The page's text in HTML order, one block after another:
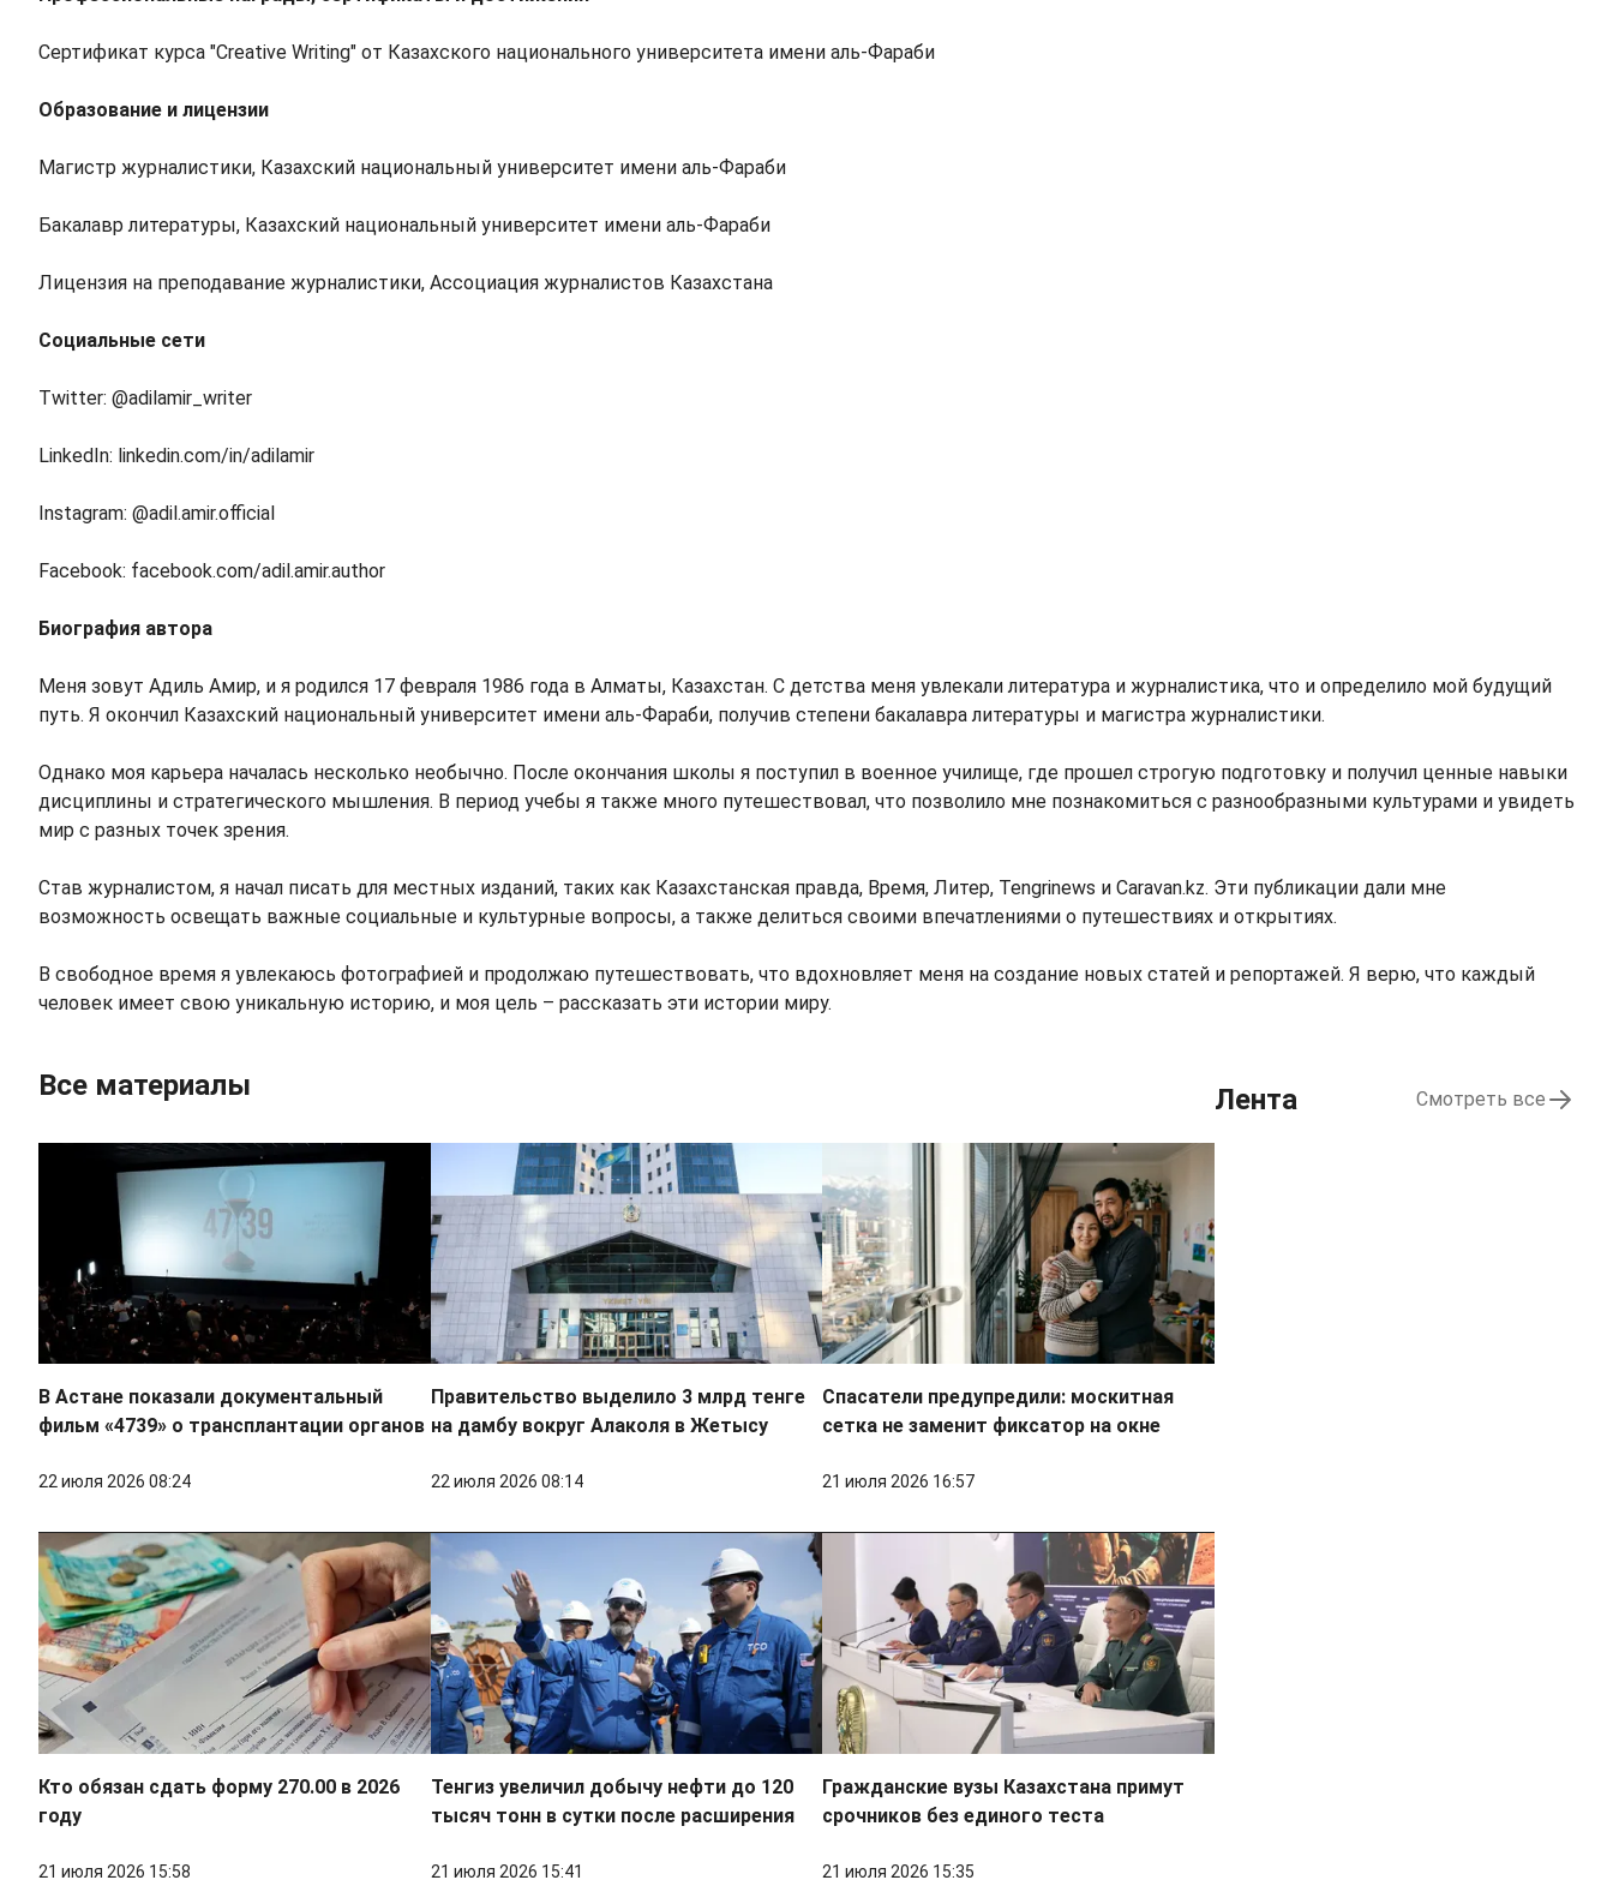
Сертификат курса "Creative Writing" от Казахского национального университета имени аль-Фараби
Образование и лицензии
Магистр журналистики, Казахский национальный университет имени аль-Фараби
Бакалавр литературы, Казахский национальный университет имени аль-Фараби
Лицензия на преподавание журналистики, Ассоциация журналистов Казахстана
Социальные сети
Twitter: @adilamir_writer
LinkedIn: linkedin.com/in/adilamir
Instagram: @adil.amir.official
Facebook: facebook.com/adil.amir.author
Биография автора
Меня зовут Адиль Амир, и я родился 17 февраля 1986 года в Алматы, Казахстан. С детства меня увлекали литература и журналистика, что и определило мой будущий
путь. Я окончил Казахский национальный университет имени аль-Фараби, получив степени бакалавра литературы и магистра журналистики.
Однако моя карьера началась несколько необычно. После окончания школы я поступил в военное училище, где прошел строгую подготовку и получил ценные навыки
дисциплины и стратегического мышления. В период учебы я также много путешествовал, что позволило мне познакомиться с разнообразными культурами и увидеть
мир с разных точек зрения.
Став журналистом, я начал писать для местных изданий, таких как Казахстанская правда, Время, Литер, Tengrinews и Caravan.kz. Эти публикации дали мне
возможность освещать важные социальные и культурные вопросы, а также делиться своими впечатлениями о путешествиях и открытиях.
В свободное время я увлекаюсь фотографией и продолжаю путешествовать, что вдохновляет меня на создание новых статей и репортажей. Я верю, что каждый
человек имеет свою уникальную историю, и моя цель – рассказать эти истории миру.
Все материалы
В Астане показали документальный
фильм «4739» о трансплантации органов
22 июля 2026 08:24
Правительство выделило 3 млрд тенге
на дамбу вокруг Алаколя в Жетысу
22 июля 2026 08:14
Спасатели предупредили: москитная
сетка не заменит фиксатор на окне
21 июля 2026 16:57
Кто обязан сдать форму 270.00 в 2026
году
21 июля 2026 15:58
Тенгиз увеличил добычу нефти до 120
тысяч тонн в сутки после расширения
21 июля 2026 15:41
Гражданские вузы Казахстана примут
срочников без единого теста
21 июля 2026 15:35
Лента Смотреть все